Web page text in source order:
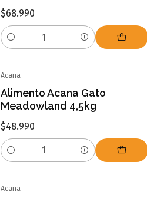
$68.990
Cantidad
Acana
Alimento Acana Gato
Meadowland 4,5kg
$48.990
Cantidad
Acana